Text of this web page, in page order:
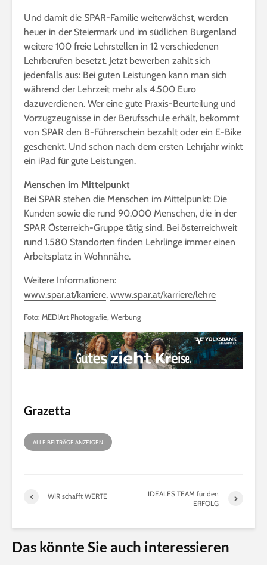
Und damit die SPAR-Familie weiterwächst, werden
heuer in der Steiermark und im südlichen Burgenland
weitere 100 freie Lehrstellen in 12 verschiedenen
Lehrberufen besetzt. Jetzt bewerben zahlt sich
jedenfalls aus: Bei guten Leistungen kann man sich
während der Lehrzeit mehr als 4.500 Euro
dazuverdienen. Wer eine gute Praxis-Beurteilung und
Vorzugzeugnisse in der Berufsschule erhält, bekommt
von SPAR den B-Führerschein bezahlt oder ein E-Bike
geschenkt. Und schon nach dem ersten Lehrjahr winkt
ein iPad für gute Leistungen.
Menschen im Mittelpunkt
Bei SPAR stehen die Menschen im Mittelpunkt: Die
Kunden sowie die rund 90.000 Menschen, die in der
SPAR Österreich-Gruppe tätig sind. Bei österreichweit
rund 1.580 Standorten finden Lehrlinge immer einen
Arbeitsplatz in Wohnnähe.
Weitere Informationen:
www.spar.at/karriere, www.spar.at/karriere/lehre
Foto: MEDIArt Photografie, Werbung
Grazetta
ALLE BEITRÄGE ANZEIGEN
WIR schafft WERTE
IDEALES TEAM für den
ERFOLG
Das könnte Sie auch interessieren